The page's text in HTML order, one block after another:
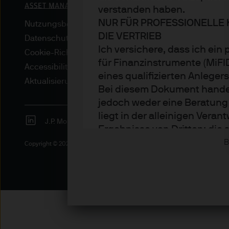
verstanden haben.
NUR FÜR
DIE VERTRIEB
Ich versichere, dass ich
für Finanzinstrumente
eines qualifizierten
Bei diesem Dokument
jedoch weder eine
liegt in der alleinigen
Ergebnisse von Dritten; die
bereitgestellt, spiegeln
und -strategien sind,
zum Erstellungsdatum des
Nutzungsbedingungen
Datenschutzrichtlinie
Cookie-Richtlinien
Accessibility
Aktualisierungen von regulativen Vorschriften
J.P. Morgan JPMorgan Chase Chase
Copyright © 2026 JPMorgan Chase & Co., alle Rechte vorbehalten.